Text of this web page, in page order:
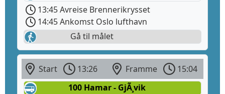
13:45 Avreise Brennerikrysset
14:45 Ankomst Oslo lufthavn
Gå til målet
Start 13:26 Framme
15:04
100 Hamar - GjÃ¸vik